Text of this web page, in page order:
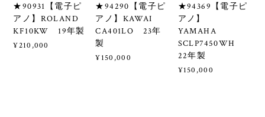
★90931【電子ピ
アノ】ROLAND
KF10KW 19年製
¥210,000
★94290【電子ピ
アノ】KAWAI
CA401LO 23年
製
¥150,000
★94369【電子ピ
アノ】
YAMAHA
SCLP7450WH
22年製
¥150,000